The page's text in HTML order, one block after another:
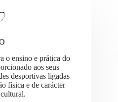
o ensino e prática do
aos seus
desportivas ligadas
física e de carácter